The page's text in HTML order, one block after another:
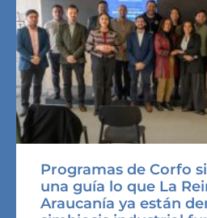
Programas de Corfo
una guía lo que La
Araucanía ya están